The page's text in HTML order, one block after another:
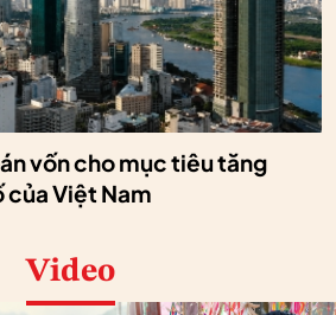
vốn cho mục tiêu tăng
Việt Nam
Video